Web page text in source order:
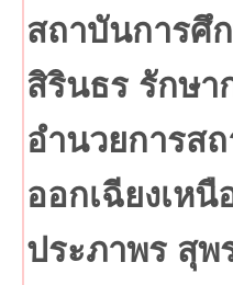
สถาบันการศึ
สิรินธร รักษา
อำนวยการส
ออกเฉียงเห
ประภาพร สุพ